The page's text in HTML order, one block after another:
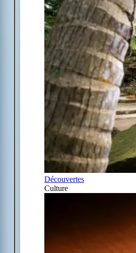
Découvertes
Culture